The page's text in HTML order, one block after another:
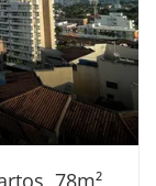
78m²